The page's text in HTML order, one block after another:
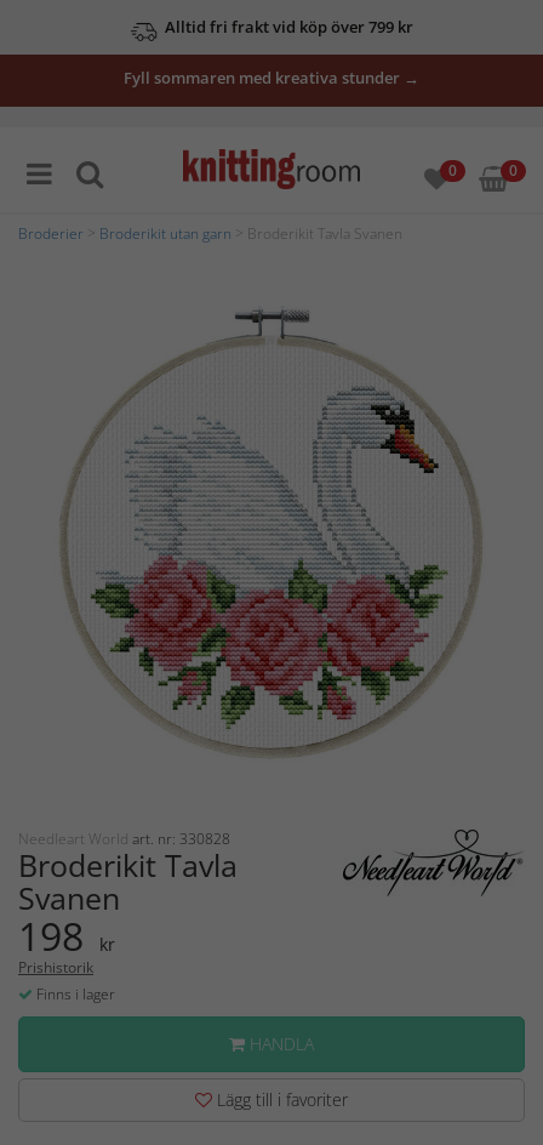
Alltid fri frakt vid köp över 799 kr
Fyll sommaren med kreativa stunder →
0 0
Broderier Broderikit utan garn > Broderikit Tavla Svanen
Needleart World art. nr: 330828
Broderikit Tavla
Svanen
198 kr
Prishistorik
Finns i lager
HANDLA
Lägg till i favoriter